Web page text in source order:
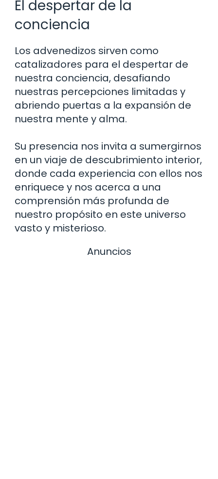
El despertar de la
conciencia
Los advenedizos sirven como
catalizadores para el despertar de
nuestra conciencia, desafiando
nuestras percepciones limitadas y
abriendo puertas a la expansión de
nuestra mente y alma.
Su presencia nos invita a sumergirnos
en un viaje de descubrimiento interior,
donde cada experiencia con ellos nos
enriquece y nos acerca a una
comprensión más profunda de
nuestro propósito en este universo
vasto y misterioso.
Anuncios